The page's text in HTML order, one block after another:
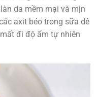
da mềm mại và mịn
axit béo trong sữa dê
đi độ ẩm tự nhiên